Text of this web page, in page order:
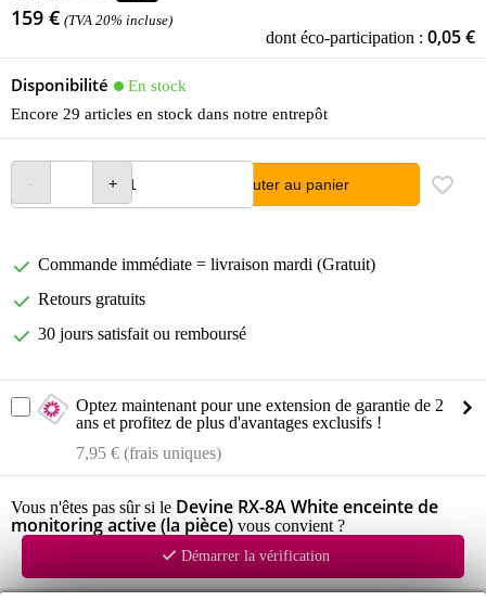
159 € (TVA 20% incluse)
dont éco-participation : 0,05 €
Disponibilité
En stock
Encore 29 articles en stock dans notre entrepôt
Ajouter au panier
Commande immédiate = livraison mardi (Gratuit)
Retours gratuits
30 jours satisfait ou remboursé
Optez maintenant pour une extension de garantie de 2
ans et profitez de plus d'avantages exclusifs !
7,95 € (frais uniques)
Vous n'êtes pas sûr si le Devine RX-8A White enceinte de
monitoring active (la pièce) vous convient ?
Démarrer la vérification